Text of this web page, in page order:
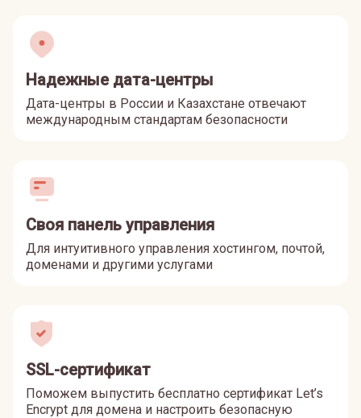
Надежные дата-центры
Дата-центры в России и Казахстане отвечают
международным стандартам безопасности
Своя панель управления
Для интуитивного управления хостингом, почтой,
доменами и другими услугами
SSL-сертификат
Поможем выпустить бесплатно сертификат Let’s
Encrypt для домена и настроить безопасную